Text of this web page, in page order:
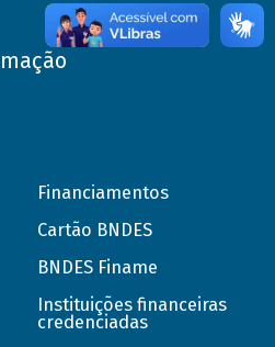
Financiamentos
Cartão BNDES
BNDES Finame
Instituições financeiras
credenciadas